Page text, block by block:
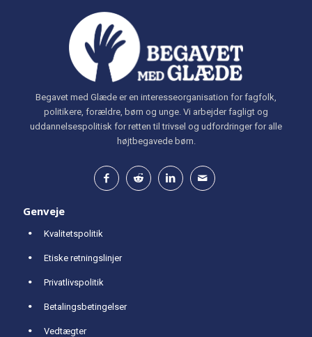
Begavet med Glæde er en interesseorganisation for fagfolk,
politikere, forældre, børn og unge. Vi arbejder fagligt og
uddannelsespolitisk for retten til trivsel og udfordringer for alle
højtbegavede børn.
Genveje
Kvalitetspolitik
Etiske retningslinjer
Privatlivspolitik
Betalingsbetingelser
Vedtægter